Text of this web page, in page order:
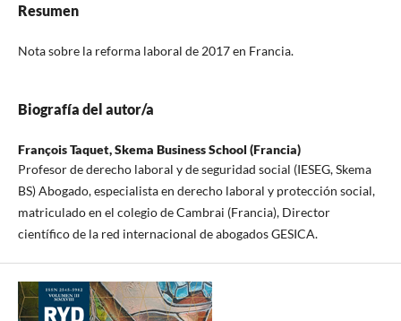
Resumen
Nota sobre la reforma laboral de 2017 en Francia.
Biografía del autor/a
François Taquet,Skema Business School (Francia)
Profesor de derecho laboral y de seguridad social (IESEG, Skema
BS) Abogado, especialista en derecho laboral y protección social,
matriculado en el colegio de Cambrai (Francia), Director
científico de la red internacional de abogados GESICA.